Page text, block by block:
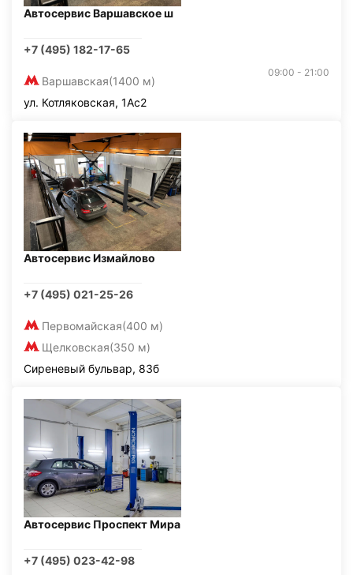
Автосервис Варшавское ш
+7 (495) 182-17-65
Варшавская(1400 м)
09:00 - 21:00
ул. Котляковская, 1Ас2
Автосервис Измайлово
+7 (495) 021-25-26
Первомайская(400 м)
Щелковская(350 м)
Сиреневый бульвар, 83б
Автосервис Проспект Мира
+7 (495) 023-42-98